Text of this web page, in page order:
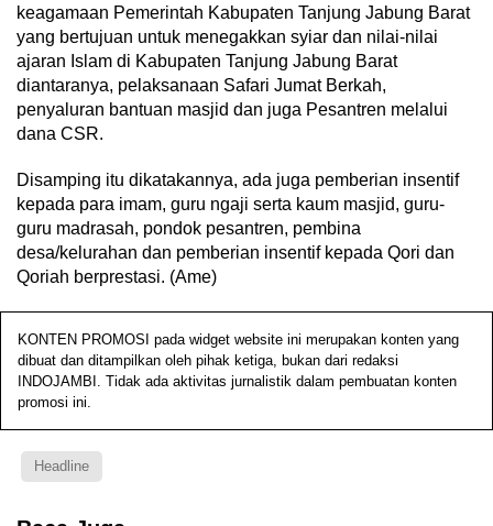
keagamaan Pemerintah Kabupaten Tanjung Jabung Barat
yang bertujuan untuk menegakkan syiar dan nilai-nilai
ajaran Islam di Kabupaten Tanjung Jabung Barat
diantaranya, pelaksanaan Safari Jumat Berkah,
penyaluran bantuan masjid dan juga Pesantren melalui
dana CSR.
Disamping itu dikatakannya, ada juga pemberian insentif
kepada para imam, guru ngaji serta kaum masjid, guru-
guru madrasah, pondok pesantren, pembina
desa/kelurahan dan pemberian insentif kepada Qori dan
Qoriah berprestasi. (Ame)
KONTEN PROMOSI pada widget website ini merupakan konten yang
dibuat dan ditampilkan oleh pihak ketiga, bukan dari redaksi
INDOJAMBI. Tidak ada aktivitas jurnalistik dalam pembuatan konten
promosi ini.
Headline